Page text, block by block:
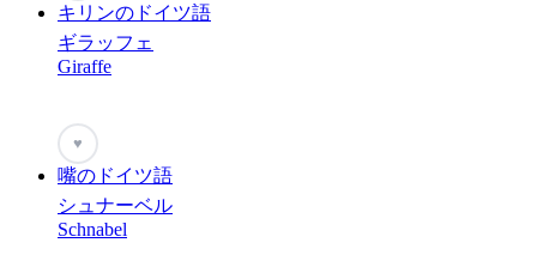
キリンのドイツ語
ギラッフェ
Giraffe
♥
嘴のドイツ語
シュナーベル
Schnabel